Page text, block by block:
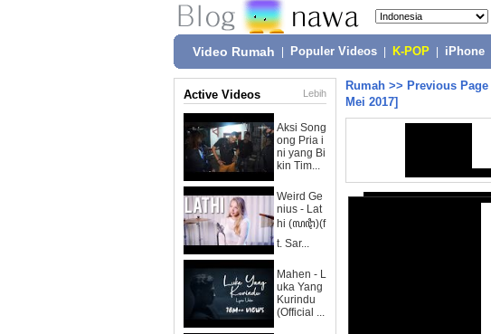
Video Rumah Populer Videos K-POP iPhone
Active Videos Lebih
Aksi Song
ong Pria i
ni yang Bi
kin Tim...
Weird Ge
nius - Lat
hi (ꦭꦛꦶ)(f
t. Sar...
Mahen - L
uka Yang
Kurindu
(Official ...
Rumah >> Previous Page
Mei 2017]